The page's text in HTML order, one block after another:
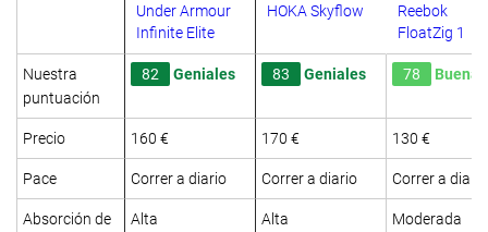
Under Armour
Infinite Elite
HOKA Skyflow
Reebok
FloatZig 1
Nuestra
puntuación
82 Geniales 83 Geniales 78 Buenas
Precio 160 € 170 € 130 €
Pace Correr a diario Correr a diario Correr a diario
Absorción de
Alta Alta Moderada